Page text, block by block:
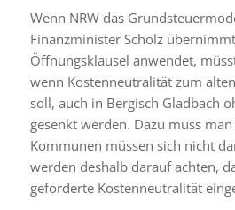
Wenn NRW das
Finanzminister Scholz
Öffnungsklausel anwendet,
wenn Kostenneutralität zum
soll, auch in Bergisch Gladbach
gesenkt werden. Dazu muss
Kommunen müssen sich nicht
werden deshalb darauf achten,
geforderte Kostenneutralität